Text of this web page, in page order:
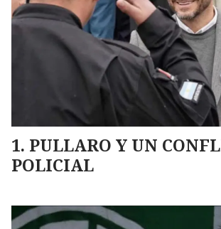
PULLARO Y UN
POLICIAL